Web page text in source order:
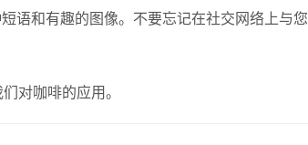
语和有趣的图像。不要忘记在社交网络上与您
对咖啡的应用。